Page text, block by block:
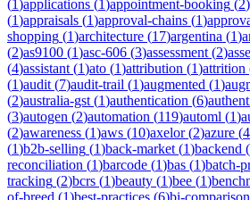
(1)applications (1)appointment-booking (2)
(1)appraisals (1)approval-chains (1)
shopping (1)architecture (17)argentina (1)
(2)as9100 (1)asc-606 (3)assessment (2)
(4)assistant (1)ato (1)attribution (1)attrition
(1)audit (7)audit-trail (1)augmented (1)
(2)australia-gst (1)authentication (6)
(3)autogen (2)automation (119)automl (1)
(2)awareness (1)aws (10)axelor(2)azure (4
(1)b2b-selling (1)back-market (1)backend (
reconciliation (1)barcode (1)bas (1)batch-
tracking (2)bcrs (1)beauty (1)bee (1)
of-breed (1)best-practices (6)bi-comparison